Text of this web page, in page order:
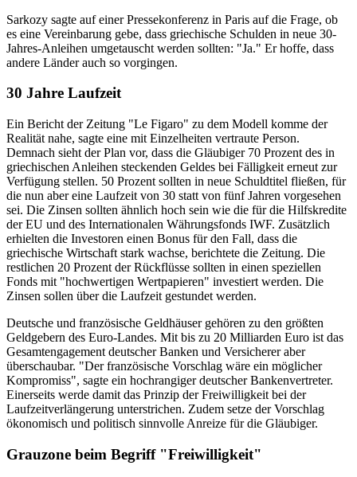
Sarkozy sagte auf einer Pressekonferenz in Paris auf die Frage, ob
es eine Vereinbarung gebe, dass griechische Schulden in neue 30-
Jahres-Anleihen umgetauscht werden sollten: "Ja." Er hoffe, dass
andere Länder auch so vorgingen.
30 Jahre Laufzeit
Ein Bericht der Zeitung "Le Figaro" zu dem Modell komme der
Realität nahe, sagte eine mit Einzelheiten vertraute Person.
Demnach sieht der Plan vor, dass die Gläubiger 70 Prozent des in
griechischen Anleihen steckenden Geldes bei Fälligkeit erneut zur
Verfügung stellen. 50 Prozent sollten in neue Schuldtitel fließen, für
die nun aber eine Laufzeit von 30 statt von fünf Jahren vorgesehen
sei. Die Zinsen sollten ähnlich hoch sein wie die für die Hilfskredite
der EU und des Internationalen Währungsfonds IWF. Zusätzlich
erhielten die Investoren einen Bonus für den Fall, dass die
griechische Wirtschaft stark wachse, berichtete die Zeitung. Die
restlichen 20 Prozent der Rückflüsse sollten in einen speziellen
Fonds mit "hochwertigen Wertpapieren" investiert werden. Die
Zinsen sollen über die Laufzeit gestundet werden.
Deutsche und französische Geldhäuser gehören zu den größten
Geldgebern des Euro-Landes. Mit bis zu 20 Milliarden Euro ist das
Gesamtengagement deutscher Banken und Versicherer aber
überschaubar. "Der französische Vorschlag wäre ein möglicher
Kompromiss", sagte ein hochrangiger deutscher Bankenvertreter.
Einerseits werde damit das Prinzip der Freiwilligkeit bei der
Laufzeitverlängerung unterstrichen. Zudem setze der Vorschlag
ökonomisch und politisch sinnvolle Anreize für die Gläubiger.
Grauzone beim Begriff "Freiwilligkeit"